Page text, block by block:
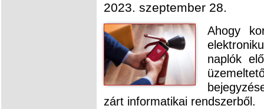
2023. szeptember 28.
Ahogy
naplók
zárt informatikai rendszerből.